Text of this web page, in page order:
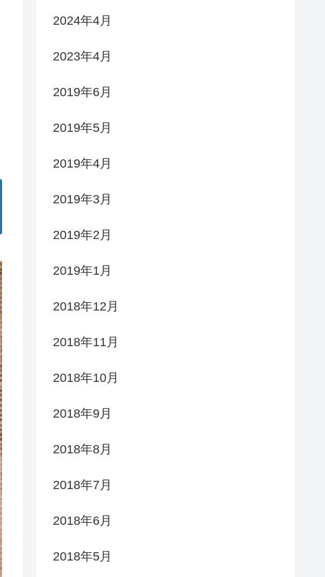
2024年4月
2023年4月
2019年6月
2019年5月
2019年4月
2019年3月
2019年2月
2019年1月
2018年12月
2018年11月
2018年10月
2018年9月
2018年8月
2018年7月
2018年6月
2018年5月